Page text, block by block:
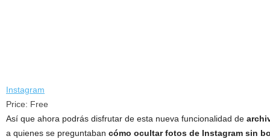
Instagram
Price: Free
Así que ahora podrás disfrutar de esta nueva funcionalidad de
a quienes se preguntaban cómo ocultar fotos de Instagram sin